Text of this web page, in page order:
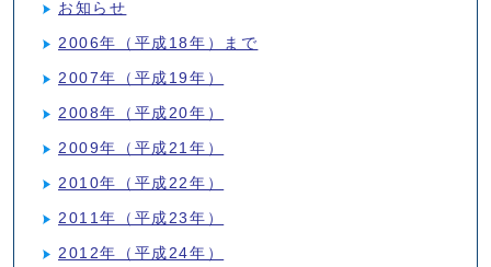
お知らせ
2006年（平成18年）まで
2007年（平成19年）
2008年（平成20年）
2009年（平成21年）
2010年（平成22年）
2011年（平成23年）
2012年（平成24年）